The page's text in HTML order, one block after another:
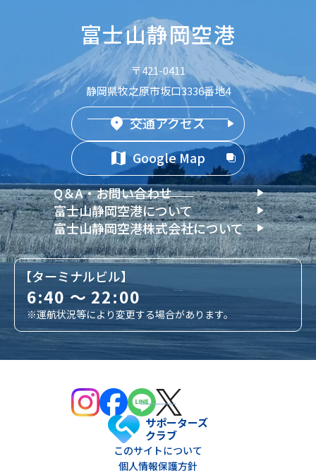
富士山静岡空港
〒421-0411
静岡県牧之原市坂口3336番地4
交通アクセス
Google Map
Q＆A・お問い合わせ
富士山静岡空港について
富士山静岡空港株式会社について
【ターミナルビル】
6:40 ～ 22:00
※運航状況等により変更する場合があります。
サポーターズ
クラブ
このサイトについて
個人情報保護方針